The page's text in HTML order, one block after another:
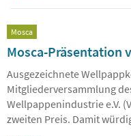
Mosca
Mosca-Präsentation
Ausgezeichnete
Mitgliederversammlung
Wellpappenindustrie e.V.
zweiten Preis. Damit